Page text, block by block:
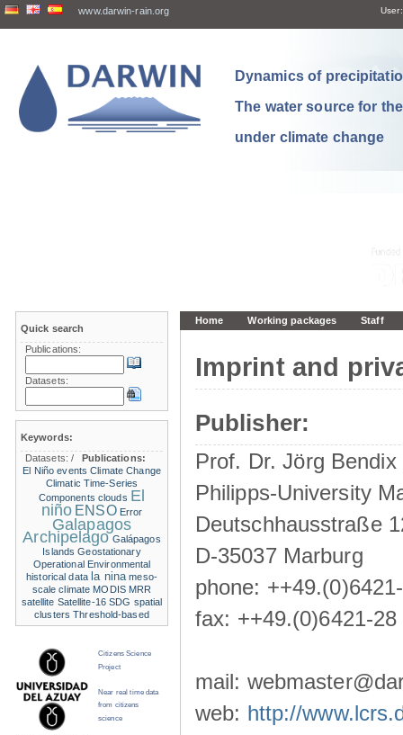
www.darwin-rain.org User:
Dynamics of
The water source for
under climate change
Home Working packages Staff
Imprint and
Publisher:
Prof. Dr. Jörg Bendix
Philipps-University
Deutschhausstraße
D-35037 Marburg
phone:
fax: ++49.(0)6421-28
mail:
web: http://
Quick search
Publications:
Datasets:
Keywords:
Datasets:/
Publications:
El Niño events Climate Change
Climatic Time-Series
Components clouds El
niño ENSO Error
Galapagos
Archipelago Galápagos
Islands Geostationary
Operational Environmental
historical data la nina meso-
scale climate MODIS MRR
satellite Satellite-16 SDG spatial
clusters Threshold-based
Citizens Science
Project
Near real time data
from citizens
science